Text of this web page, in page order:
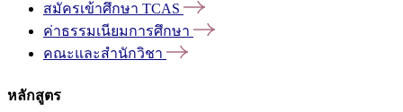
สมัครเข้าศึกษา TCAS
ค่าธรรมเนียมการศึกษา
คณะและสำนักวิชา
หลักสูตร